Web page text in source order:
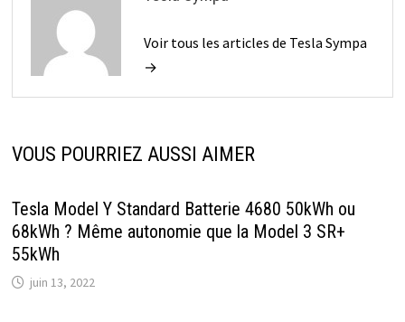
Voir tous les articles de Tesla Sympa
→
VOUS POURRIEZ AUSSI AIMER
Tesla Model Y Standard Batterie 4680 50kWh ou
68kWh ? Même autonomie que la Model 3 SR+
55kWh
juin 13, 2022